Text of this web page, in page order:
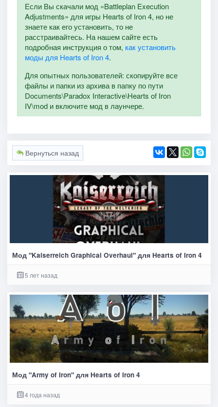
Если Вы скачали мод «Battleplan Execution
Adjustments» для игры Hearts of Iron 4, но не
знаете как его установить, то не
расстраивайтесь. На нашем сайте есть
подробная инструкция о том, как установить
моды для Hearts of Iron 4.
Для опытных пользователей: скопируйте все
файлы и папки из архива в папку по пути
Documents\Paradox Interactive\Hearts of Iron
IV\mod и включите мод в лаунчере.
Вернуться назад
Мод "Kaiserreich Graphical Overhaul" для Hearts of Iron 4
5 лет назад
Мод "Army of Iron" для Hearts of Iron 4
4 года назад